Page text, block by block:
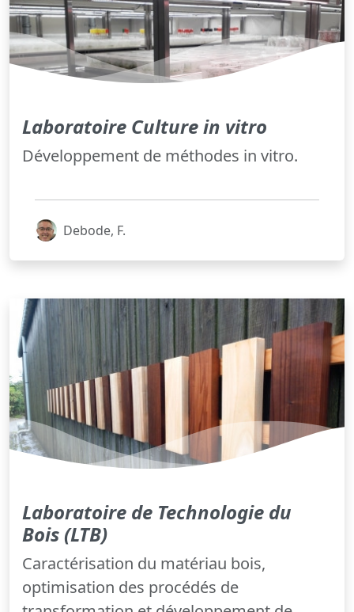
Laboratoire Culture in vitro
Développement de méthodes in vitro.
Debode, F.
Laboratoire de Technologie du
Bois (LTB)
Caractérisation du matériau bois,
optimisation des procédés de